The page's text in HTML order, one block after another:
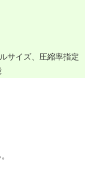
サイズ、圧縮率指定